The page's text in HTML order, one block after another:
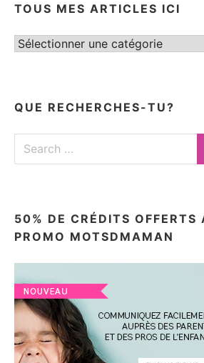
TOUS MES ARTICLES ICI
Tous
QUE RECHERCHES-TU?
Search
50% DE CRÉDITS OFFERTS
PROMO MOTSDMAMAN